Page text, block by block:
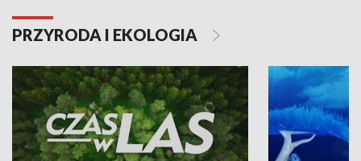
PRZYRODA I EKOLOGIA